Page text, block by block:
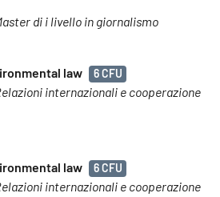
di i livello in giornalismo
law 6 CFU
internazionali e cooperazione
law 6 CFU
internazionali e cooperazione